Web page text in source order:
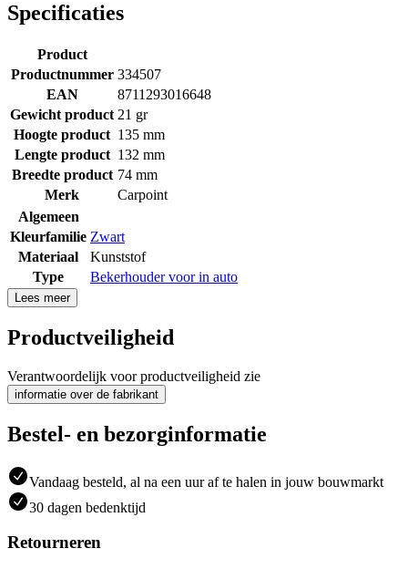
Specificaties
Product
Productnummer 334507
EAN
8711293016648
Gewicht product 21 gr
Hoogte product 135 mm
Lengte product 132 mm
Breedte product 74 mm
Merk
Carpoint
Algemeen
Kleurfamilie Zwart
Materiaal
Kunststof
Type
Bekerhouder voor in auto
Lees meer
Productveiligheid
Verantwoordelijk voor productveiligheid zie
informatie over de fabrikant
Bestel- en bezorginformatie
Vandaag besteld, al na een uur af te halen in jouw bouwmarkt
30 dagen bedenktijd
Retourneren